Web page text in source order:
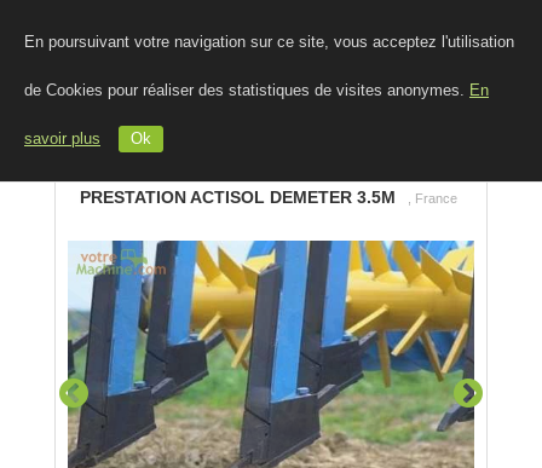
En poursuivant votre navigation sur ce site, vous acceptez l'utilisation
de Cookies pour réaliser des statistiques de visites anonymes. En
savoir plus Ok
PRESTATION ACTISOL DEMETER 3.5M , France